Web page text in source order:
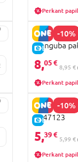
Perkant
-10%
E-KAINA
MONSTER
vienguba
6044941
8,05 €
8,95 €
Perkant
-10%
E-KAINA
MONSTER
6047123
5,39 €
5,99 €
Perkant